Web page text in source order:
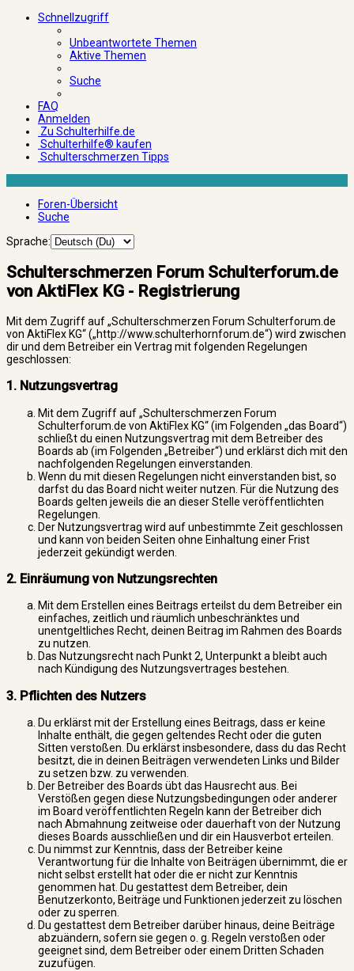
Schnellzugriff
Unbeantwortete Themen
Aktive Themen
Suche
FAQ
Anmelden
Zu Schulterhilfe.de
Schulterhilfe® kaufen
Schulterschmerzen Tipps
Foren-Übersicht
Suche
Sprache:
Schulterschmerzen Forum Schulterforum.de
von AktiFlex KG - Registrierung
Mit dem Zugriff auf „Schulterschmerzen Forum Schulterforum.de
von AktiFlex KG“ („http://www.schulterhornforum.de“) wird zwischen
dir und dem Betreiber ein Vertrag mit folgenden Regelungen
geschlossen:
1. Nutzungsvertrag
Mit dem Zugriff auf „Schulterschmerzen Forum
Schulterforum.de von AktiFlex KG“ (im Folgenden „das Board“)
schließt du einen Nutzungsvertrag mit dem Betreiber des
Boards ab (im Folgenden „Betreiber“) und erklärst dich mit den
nachfolgenden Regelungen einverstanden.
Wenn du mit diesen Regelungen nicht einverstanden bist, so
darfst du das Board nicht weiter nutzen. Für die Nutzung des
Boards gelten jeweils die an dieser Stelle veröffentlichten
Regelungen.
Der Nutzungsvertrag wird auf unbestimmte Zeit geschlossen
und kann von beiden Seiten ohne Einhaltung einer Frist
jederzeit gekündigt werden.
2. Einräumung von Nutzungsrechten
Mit dem Erstellen eines Beitrags erteilst du dem Betreiber ein
einfaches, zeitlich und räumlich unbeschränktes und
unentgeltliches Recht, deinen Beitrag im Rahmen des Boards
zu nutzen.
Das Nutzungsrecht nach Punkt 2, Unterpunkt a bleibt auch
nach Kündigung des Nutzungsvertrages bestehen.
3. Pflichten des Nutzers
Du erklärst mit der Erstellung eines Beitrags, dass er keine
Inhalte enthält, die gegen geltendes Recht oder die guten
Sitten verstoßen. Du erklärst insbesondere, dass du das Recht
besitzt, die in deinen Beiträgen verwendeten Links und Bilder
zu setzen bzw. zu verwenden.
Der Betreiber des Boards übt das Hausrecht aus. Bei
Verstößen gegen diese Nutzungsbedingungen oder anderer
im Board veröffentlichten Regeln kann der Betreiber dich
nach Abmahnung zeitweise oder dauerhaft von der Nutzung
dieses Boards ausschließen und dir ein Hausverbot erteilen.
Du nimmst zur Kenntnis, dass der Betreiber keine
Verantwortung für die Inhalte von Beiträgen übernimmt, die er
nicht selbst erstellt hat oder die er nicht zur Kenntnis
genommen hat. Du gestattest dem Betreiber, dein
Benutzerkonto, Beiträge und Funktionen jederzeit zu löschen
oder zu sperren.
Du gestattest dem Betreiber darüber hinaus, deine Beiträge
abzuändern, sofern sie gegen o. g. Regeln verstoßen oder
geeignet sind, dem Betreiber oder einem Dritten Schaden
zuzufügen.